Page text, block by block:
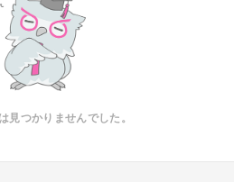
見つかりませんでした。